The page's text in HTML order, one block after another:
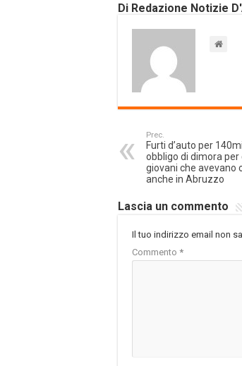
Di Redazione Notizie
Prec.
Furti d’auto per
obbligo di dimora per
giovani che avevano
anche in Abruzzo
Lascia un commento
Il tuo indirizzo email non
Commento *